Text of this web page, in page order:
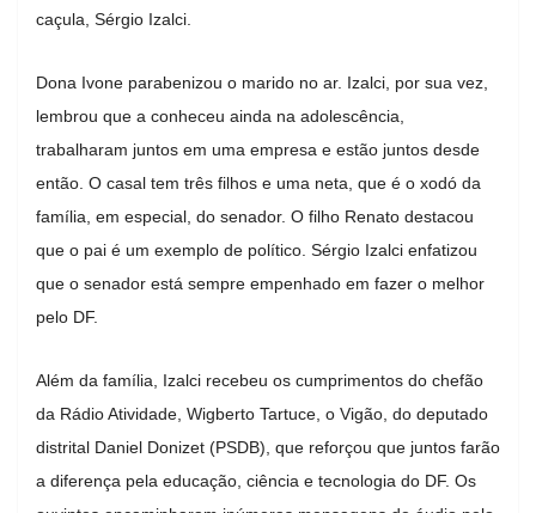
caçula, Sérgio Izalci.
Dona Ivone parabenizou o marido no ar. Izalci, por sua vez,
lembrou que a conheceu ainda na adolescência,
trabalharam juntos em uma empresa e estão juntos desde
então. O casal tem três filhos e uma neta, que é o xodó da
família, em especial, do senador. O filho Renato destacou
que o pai é um exemplo de político. Sérgio Izalci enfatizou
que o senador está sempre empenhado em fazer o melhor
pelo DF.
Além da família, Izalci recebeu os cumprimentos do chefão
da Rádio Atividade, Wigberto Tartuce, o Vigão, do deputado
distrital Daniel Donizet (PSDB), que reforçou que juntos farão
a diferença pela educação, ciência e tecnologia do DF. Os